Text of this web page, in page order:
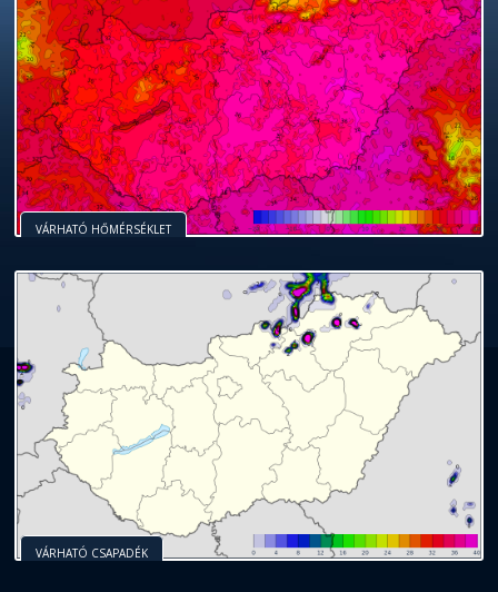
VÁRHATÓ HŐMÉRSÉKLET
VÁRHATÓ CSAPADÉK